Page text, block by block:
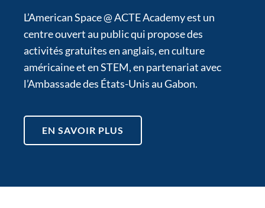
L’American Space @ ACTE Academy est un
centre ouvert au public qui propose des
activités gratuites en anglais, en culture
américaine et en STEM, en partenariat avec
l’Ambassade des États-Unis au Gabon.
EN SAVOIR PLUS